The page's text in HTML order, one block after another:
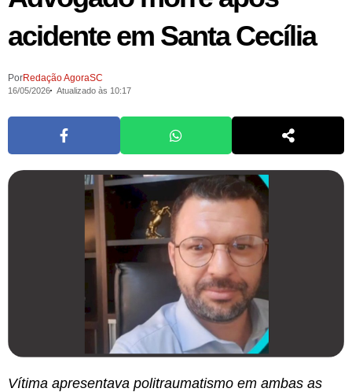
acidente em Santa Cecília
PorRedação AgoraSC
16/05/2026 Atualizado às 10:17
Vítima apresentava politraumatismo em ambas as